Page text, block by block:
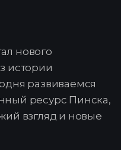
нового
истории
развиваемся
ресурс Пинска,
взгляд и новые